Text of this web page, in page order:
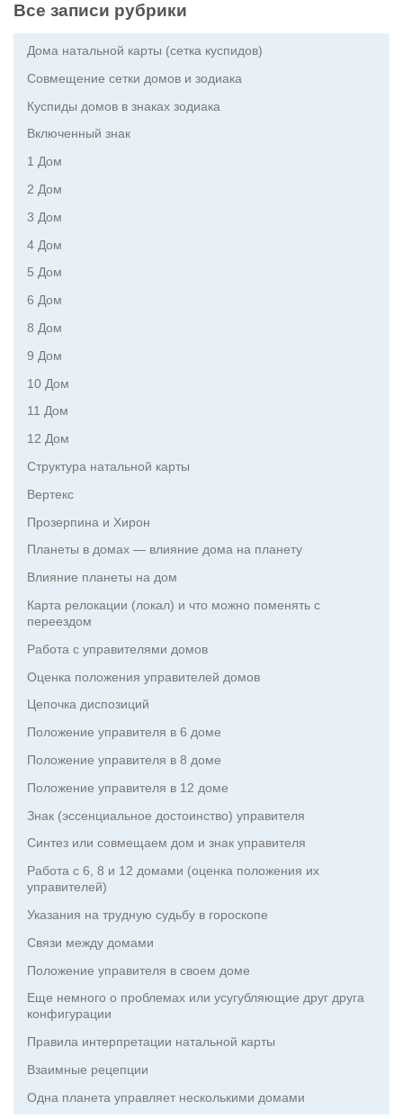
Все записи рубрики
Дома натальной карты (сетка куспидов)
Совмещение сетки домов и зодиака
Куспиды домов в знаках зодиака
Включенный знак
1 Дом
2 Дом
3 Дом
4 Дом
5 Дом
6 Дом
8 Дом
9 Дом
10 Дом
11 Дом
12 Дом
Структура натальной карты
Вертекс
Прозерпина и Хирон
Планеты в домах — влияние дома на планету
Влияние планеты на дом
Карта релокации (локал) и что можно поменять с
переездом
Работа с управителями домов
Оценка положения управителей домов
Цепочка диспозиций
Положение управителя в 6 доме
Положение управителя в 8 доме
Положение управителя в 12 доме
Знак (эссенциальное достоинство) управителя
Синтез или совмещаем дом и знак управителя
Работа с 6, 8 и 12 домами (оценка положения их
управителей)
Указания на трудную судьбу в гороскопе
Связи между домами
Положение управителя в своем доме
Еще немного о проблемах или усугубляющие друг друга
конфигурации
Правила интерпретации натальной карты
Взаимные рецепции
Одна планета управляет несколькими домами